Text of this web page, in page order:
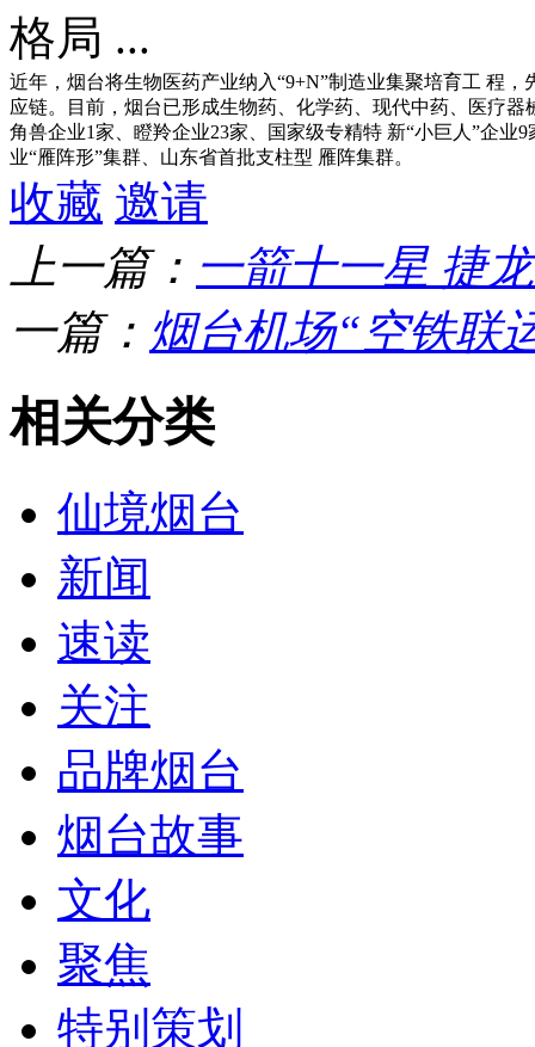
格局 ...
近年，烟台将生物医药产业纳入“9+N”制造业集聚培育工 程
应链。目前，烟台已形成生物药、化学药、现代中药、医疗
角兽企业1家、瞪羚企业23家、国家级专精特 新“小巨人”企
业“雁阵形”集群、山东省首批支柱型 雁阵集群。
收藏 邀请
上一篇： 一箭十一星 捷
一篇： 烟台机场“空铁联
相关分类
仙境烟台
新闻
速读
关注
品牌烟台
烟台故事
文化
聚焦
特别策划